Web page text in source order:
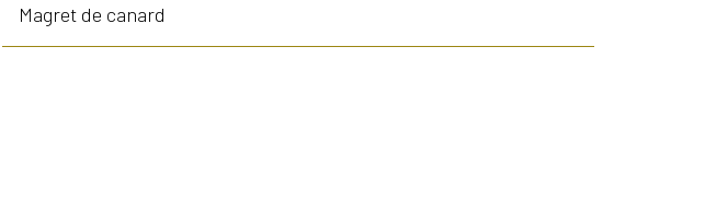
Magret de canard